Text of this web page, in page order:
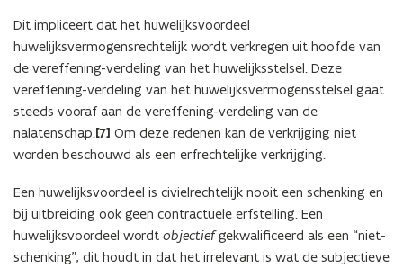
Dit impliceert dat het huwelijksvoordeel
huwelijksvermogensrechtelijk wordt verkregen uit hoofde van
de vereffening-verdeling van het huwelijksstelsel. Deze
vereffening-verdeling van het huwelijksvermogensstelsel gaat
steeds vooraf aan de vereffening-verdeling van de
nalatenschap.[7] Om deze redenen kan de verkrijging niet
worden beschouwd als een erfrechtelijke verkrijging.
Een huwelijksvoordeel is civielrechtelijk nooit een schenking en
bij uitbreiding ook geen contractuele erfstelling. Een
huwelijksvoordeel wordt objectiefgekwalificeerd als een “niet-
schenking”, dit houdt in dat het irrelevant is wat de subjectieve